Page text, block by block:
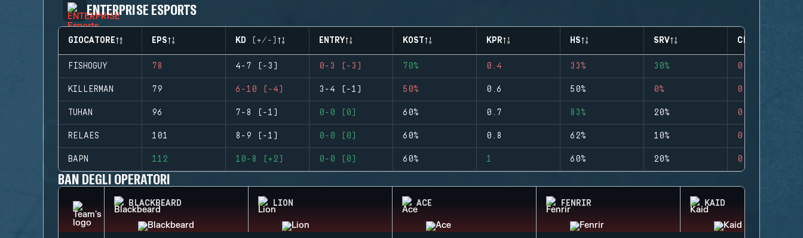
ENTERPRISE ESPORTS
GIOCATORE EPS KD (+/-) ENTRY KOST KPR HS SRV CLUTCHES
FISHOGUY 78 4-7 (-3) 0-3 (-3) 70% 0.4 33% 30% 0
KILLERMAN 79 6-10 (-4) 3-4 (-1) 50% 0.6 50% 0% 0
TUHAN 96 7-8 (-1) 0-0 (0) 60% 0.7 83% 20% 0
RELAES 101 8-9 (-1) 0-0 (0) 60% 0.8 62% 10% 0
BAPN 112 10-8 (+2) 0-0 (0) 60% 1 60% 20% 0
BAN DEGLI OPERATORI
BLACKBEARD LION ACE FENRIR KAID